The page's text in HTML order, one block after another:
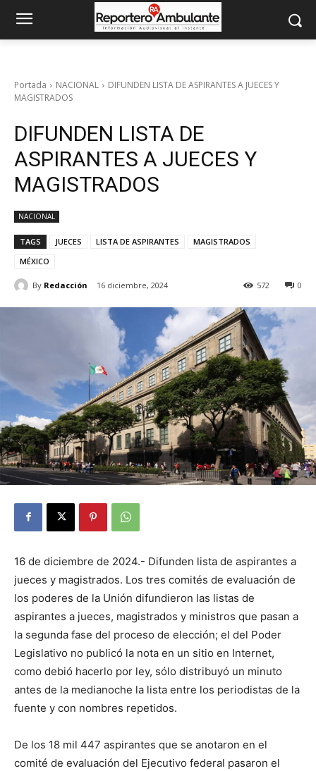
Portada NACIONAL
DIFUNDEN LISTA DE ASPIRANTES A JUECES Y
MAGISTRADOS
DIFUNDEN LISTA DE
ASPIRANTES A JUECES Y
MAGISTRADOS
NACIONAL
TAGS JUECES LISTA DE ASPIRANTES
MAGISTRADOS
MÉXICO
By Redacción 16 diciembre, 2024 0
572
16 de diciembre de 2024.- Difunden lista de aspirantes a
jueces y magistrados. Los tres comités de evaluación de
los poderes de la Unión difundieron las listas de
aspirantes a jueces, magistrados y ministros que pasan a
la segunda fase del proceso de elección; el del Poder
Legislativo no publicó la nota en un sitio en Internet,
como debió hacerlo por ley, sólo distribuyó un minuto
antes de la medianoche la lista entre los periodistas de la
fuente y con nombres repetidos.
De los 18 mil 447 aspirantes que se anotaron en el
comité de evaluación del Ejecutivo federal pasaron el